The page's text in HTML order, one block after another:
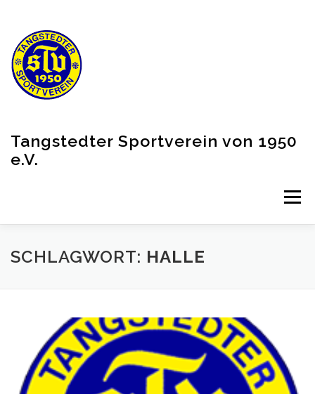
springen
Tangstedter Sportverein von 1950
e.V.
Menü
VEREIN AKTUELLES PARTNER
SCHLAGWORT: HALLE